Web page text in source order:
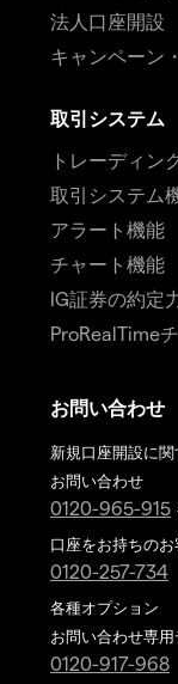
法人口座開設
キャンペーン
取引システム
トレーディン
取引システム
アラート機能
チャート機能
IG証券の約定
ProRealTime
お問い合わせ
新規口座開設に関
お問い合わせ
0120-965-915
口座をお持ちのお
0120-257-734
各種オプション
お問い合わせ専用
0120-917-968